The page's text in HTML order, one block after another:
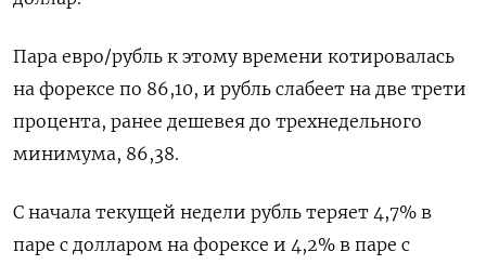
Пара евро/рубль к этому времени котировалась
на форексе по 86,10, и рубль слабеет на две трети ​
процента, ранее дешевея до трехнедельного
минимума, 86,38.
С начала текущей недели рубль теряет 4,7% в
паре с долларом на форексе ‌и 4,2% в паре с